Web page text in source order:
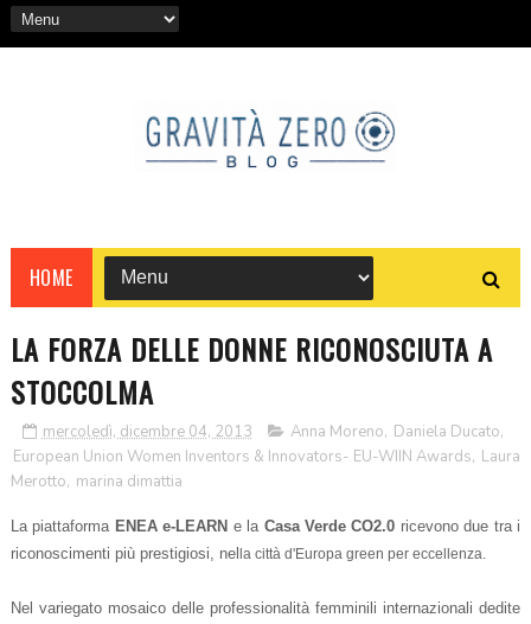
HOME
LA FORZA DELLE DONNE RICONOSCIUTA A
STOCCOLMA
mercoledì, dicembre 04, 2013 Anna Moreno, Daniela Ducato,
European Union Women Inventors & Innovators- EU-WIIN Awards, Laura
Merotto, marina dimattia
La piattaforma ENEA e-LEARN e la Casa Verde CO2.0 ricevono due tra i
riconoscimenti più prestigiosi, nel la città d'Europa green per eccellenza.
Nel variegato mosaico delle professionalità femminili internazionali dedite